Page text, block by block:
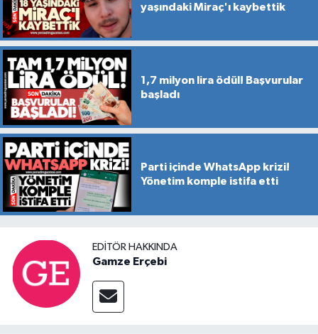
yaşındaki Miraç'ı kaybettik
1,7 milyon lira ödül! Başvurular
başladı
Parti içinde WhatsApp krizi!
Yönetim komple istifa etti
EDITÖR HAKKINDA
Gamze Erçebi